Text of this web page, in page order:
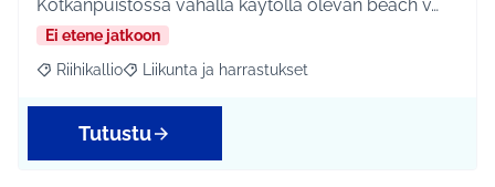
Kotkanpuistossa vähällä käytöllä olevan beach v…
Ei etene jatkoon
Rajaa tulokset aihepiirin mukaan: Riihikallio
Riihikallio Rajaa tulokset teeman mukaan: Liikunta ja
Liikunta ja harrastukset
Tutustu